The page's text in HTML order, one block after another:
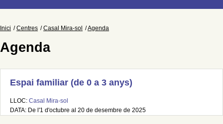
Inici Centres Casal Mira-sol Agenda
Agenda
Espai familiar (de 0 a 3 anys)
LLOC: Casal Mira-sol
DATA: De l'1 d'octubre al 20 de desembre de 2025